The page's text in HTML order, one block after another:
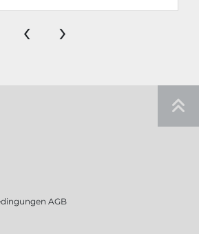
‹ ›
AGB